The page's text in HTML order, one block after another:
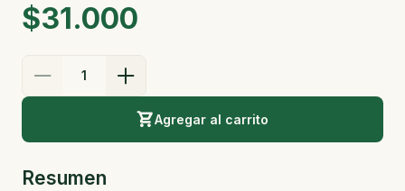
$31.000
1
Agregar al carrito
Resumen